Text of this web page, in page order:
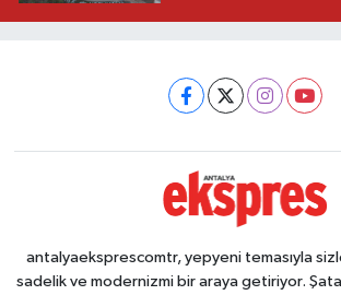
antalyaeksprescomtr, yepyeni temasıyla
sadelik ve modernizmi bir araya getiriyor.